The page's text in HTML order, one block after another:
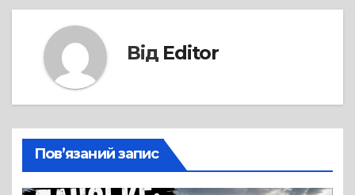
Від Editor
Пов’язаний запис